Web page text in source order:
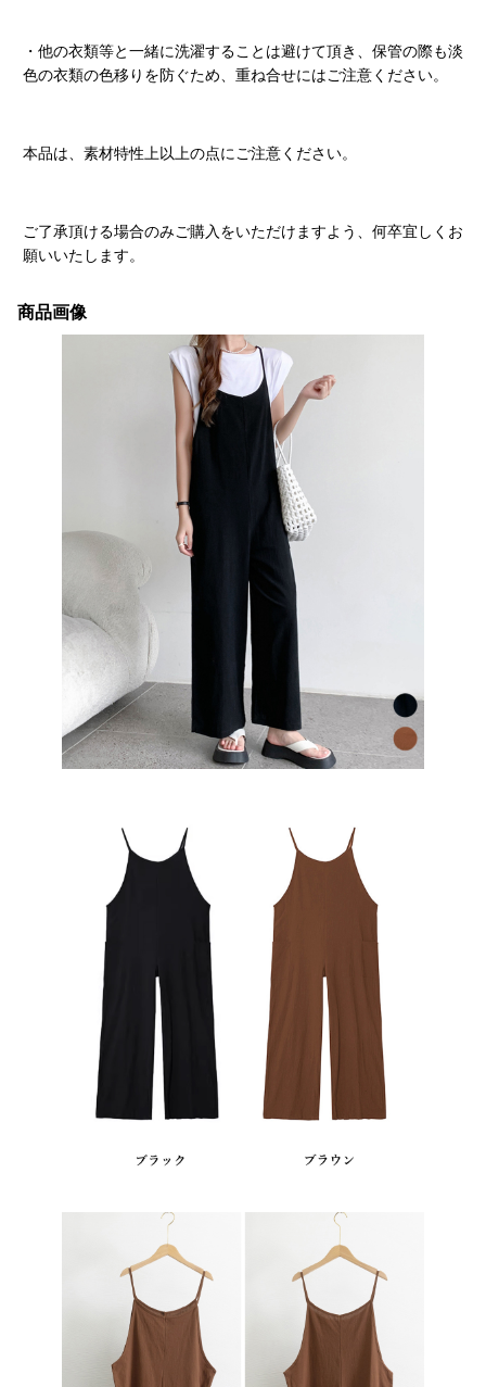
・他の衣類等と一緒に洗濯することは避けて頂き、保管の際も淡
色の衣類の色移りを防ぐため、重ね合せにはご注意ください。
本品は、素材特性上以上の点にご注意ください。
ご了承頂ける場合のみご購入をいただけますよう、何卒宜しくお
願いいたします。
商品画像